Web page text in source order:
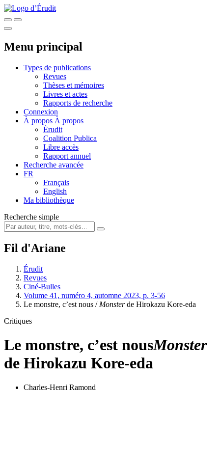
Menu principal
Types de publications
Revues
Thèses et mémoires
Livres et actes
Rapports de recherche
Connexion
À propos À propos
Érudit
Coalition Publica
Libre accès
Rapport annuel
Recherche avancée
FR
Français
English
Ma bibliothèque
Recherche simple
Fil d'Ariane
Érudit
Revues
Ciné-Bulles
Volume 41, numéro 4, automne 2023, p. 3-56
Le monstre, c’est nous / Monsterde Hirokazu Kore-eda
Critiques
Le monstre, c’est nousMonster
de Hirokazu Kore-eda
Charles-Henri Ramond